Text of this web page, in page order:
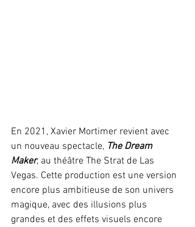
En 2021, Xavier Mortimer revient avec
un nouveau spectacle, The Dream
Maker, au théâtre The Strat de Las
Vegas. Cette production est une version
encore plus ambitieuse de son univers
magique, avec des illusions plus
grandes et des effets visuels encore